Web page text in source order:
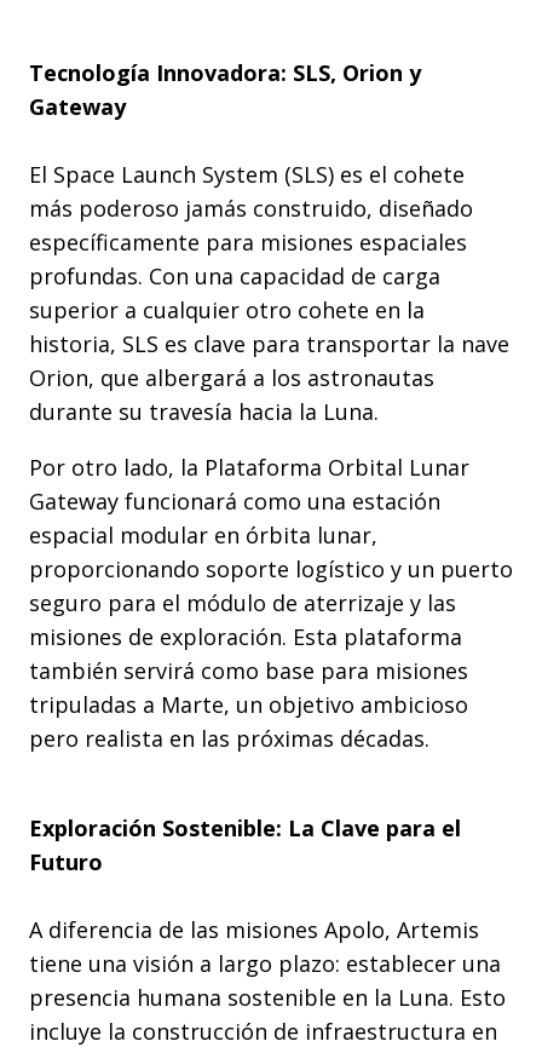
Tecnología Innovadora: SLS, Orion y
Gateway
El Space Launch System (SLS) es el cohete
más poderoso jamás construido, diseñado
específicamente para misiones espaciales
profundas. Con una capacidad de carga
superior a cualquier otro cohete en la
historia, SLS es clave para transportar la nave
Orion, que albergará a los astronautas
durante su travesía hacia la Luna.
Por otro lado, la Plataforma Orbital Lunar
Gateway funcionará como una estación
espacial modular en órbita lunar,
proporcionando soporte logístico y un puerto
seguro para el módulo de aterrizaje y las
misiones de exploración. Esta plataforma
también servirá como base para misiones
tripuladas a Marte, un objetivo ambicioso
pero realista en las próximas décadas.
Exploración Sostenible: La Clave para el
Futuro
A diferencia de las misiones Apolo, Artemis
tiene una visión a largo plazo: establecer una
presencia humana sostenible en la Luna. Esto
incluye la construcción de infraestructura en